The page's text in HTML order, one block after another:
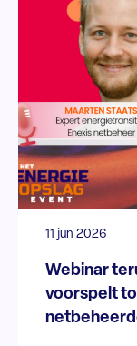
11 jun 2026
Webinar
voorspelt